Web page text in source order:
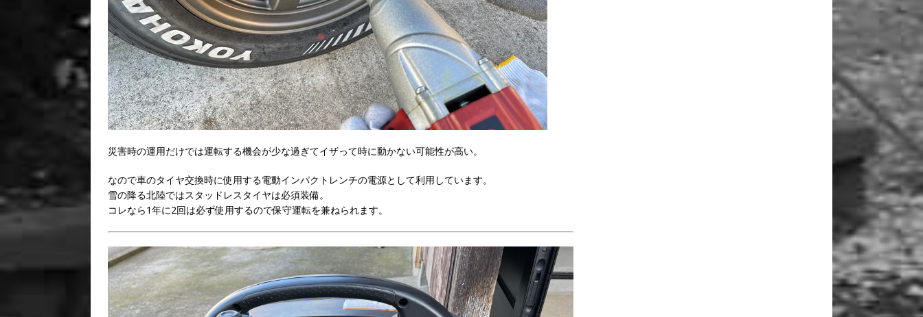
災害時の運用だけでは運転する機会が少な過ぎてイザって時に動かない可能性が高い。
なので車のタイヤ交換時に使用する電動インパクトレンチの電源として利用しています。
雪の降る北陸ではスタッドレスタイヤは必須装備。
コレなら1年に2回は必ず使用するので保守運転を兼ねられます。